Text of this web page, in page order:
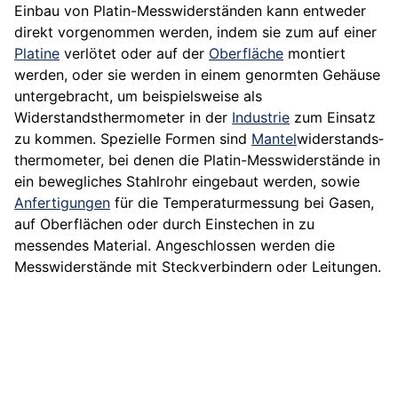
Einbau von Platin-Messwiderständen kann entweder
direkt vorgenommen werden, indem sie zum auf einer
Platine verlötet oder auf der Oberfläche montiert
werden, oder sie werden in einem genormten Gehäuse
untergebracht, um beispielsweise als
Widerstandsthermometer in der Industrie zum Einsatz
zu kommen. Spezielle Formen sind Mantel­widerstands­
thermometer, bei denen die Platin-Messwiderstände in
ein bewegliches Stahlrohr eingebaut werden, sowie
Anfertigungen für die Temperaturmessung bei Gasen,
auf Oberflächen oder durch Einstechen in zu
messendes Material. Angeschlossen werden die
Messwiderstände mit Steckverbindern oder Leitungen.